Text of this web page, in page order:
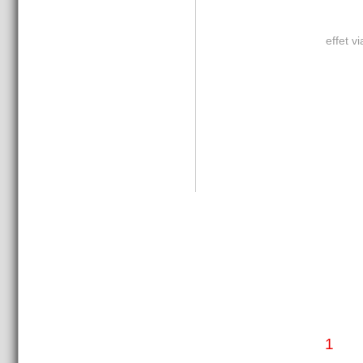
effet
1